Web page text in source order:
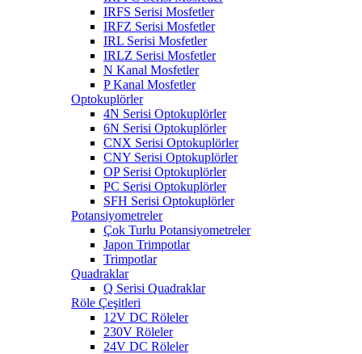
IRFS Serisi Mosfetler
IRFZ Serisi Mosfetler
IRL Serisi Mosfetler
IRLZ Serisi Mosfetler
N Kanal Mosfetler
P Kanal Mosfetler
Optokuplörler
4N Serisi Optokuplörler
6N Serisi Optokuplörler
CNX Serisi Optokuplörler
CNY Serisi Optokuplörler
OP Serisi Optokuplörler
PC Serisi Optokuplörler
SFH Serisi Optokuplörler
Potansiyometreler
Çok Turlu Potansiyometreler
Japon Trimpotlar
Trimpotlar
Quadraklar
Q Serisi Quadraklar
Röle Çeşitleri
12V DC Röleler
230V Röleler
24V DC Röleler